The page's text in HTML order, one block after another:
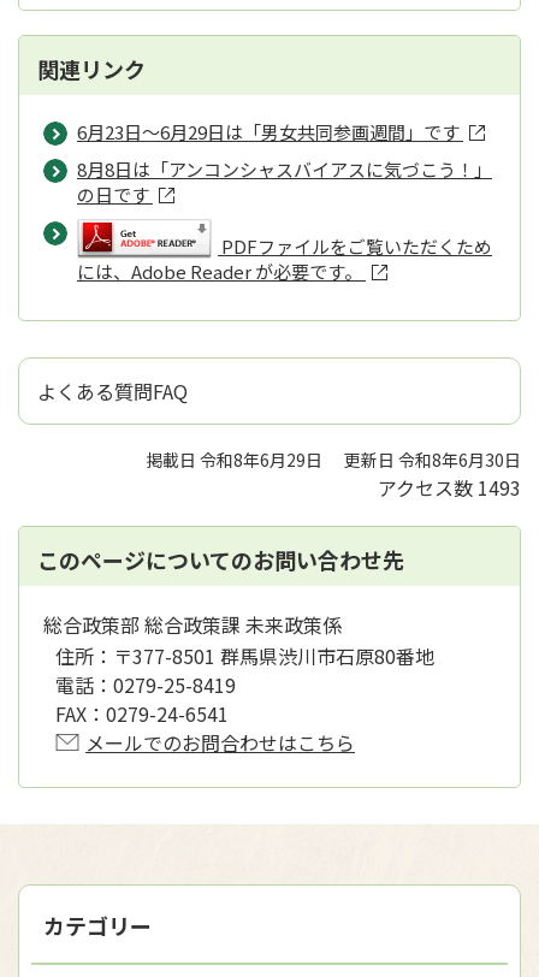
関連リンク
6月23日～6月29日は「男女共同参画週間」です
8月8日は「アンコンシャスバイアスに気づこう！」
の日です
PDFファイルをご覧いただくため
には、Adobe Reader が必要です。
よくある質問FAQ
掲載日 令和8年6月29日 更新日 令和8年6月30日
アクセス数 1493
このページについてのお問い合わせ先
総合政策部 総合政策課 未来政策係
住所： 〒377-8501 群馬県渋川市石原80番地
電話： 0279-25-8419
FAX： 0279-24-6541
メールでのお問合わせはこちら
カテゴリー